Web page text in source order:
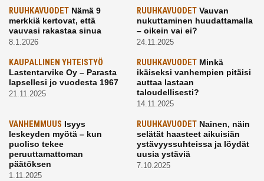
RUUHKAVUODET Nämä 9
merkkiä kertovat, että
vauvasi rakastaa sinua
8.1.2026
RUUHKAVUODETVauvan
nukuttaminen huudattamalla
– oikein vai ei?
24.11.2025
KAUPALLINEN YHTEISTYÖ
Lastentarvike Oy – Parasta
lapsellesi jo vuodesta 1967
21.11.2025
RUUHKAVUODETMinkä
ikäiseksi vanhempien pitäisi
auttaa lastaan
taloudellisesti?
14.11.2025
VANHEMMUUS Isyys
leskeyden myötä – kun
puoliso tekee
peruuttamattoman
päätöksen
1.11.2025
RUUHKAVUODETNainen, näin
selätät haasteet aikuisiän
ystävyyssuhteissa ja löydät
uusia ystäviä
7.10.2025